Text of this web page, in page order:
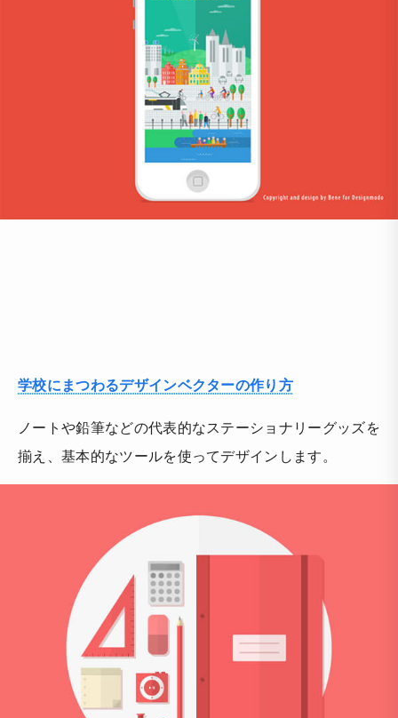
学校にまつわるデザインベクターの作り方
ノートや鉛筆などの代表的なステーショナリーグッズを
揃え、基本的なツールを使ってデザインします。